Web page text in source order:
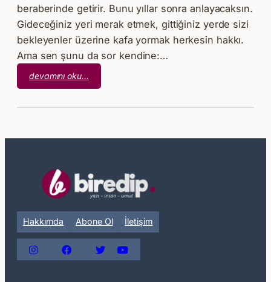
beraberinde getirir. Bunu yıllar sonra anlayacaksın.
Gideceğiniz yeri merak etmek, gittiğiniz yerde sizi
bekleyenler üzerine kafa yormak herkesin hakkı.
Ama sen şunu da sor kendine:…
devamını oku…
Bile
Hakkımda Abone Ol İletişim